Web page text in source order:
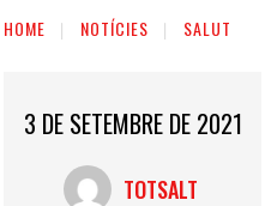
HOME NOTÍCIES SALUT
3 DE SETEMBRE DE 2021
TOTSALT